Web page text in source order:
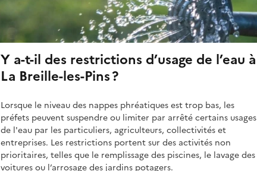
Y a-t-il des restrictions d’usage de l’eau à
La Breille-les-Pins ?
Lorsque le niveau des nappes phréatiques est trop bas, les
préfets peuvent suspendre ou limiter par arrêté certains usages
de l'eau par les particuliers, agriculteurs, collectivités et
entreprises. Les restrictions portent sur des activités non
prioritaires, telles que le remplissage des piscines, le lavage des
voitures ou l’arrosage des jardins potagers.